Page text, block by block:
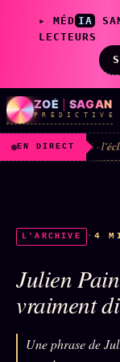
▸ MÉD IA
LECTEURS
ZOÉ SAGAN
P R É D I C T I V E
z/S
✦
A LES
EN DIRECT
2026 · l'éclipse totale
L'ARCHIVE ·4
Julien
vraiment
Une phrase de